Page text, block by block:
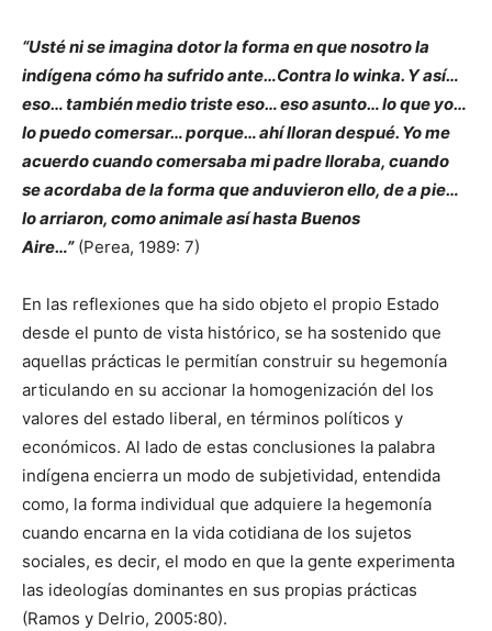
“Usté ni se imagina dotor la forma en que nosotro la
indígena cómo ha sufrido ante…Contra lo winka. Y así…
eso… también medio triste eso… eso asunto… lo que yo…
lo puedo comersar… porque… ahí lloran despué. Yo me
acuerdo cuando comersaba mi padre lloraba, cuando
se acordaba de la forma que anduvieron ello, de a pie…
lo arriaron, como animale así hasta Buenos
Aire…”(Perea, 1989: 7)
En las reflexiones que ha sido objeto el propio Estado
desde el punto de vista histórico, se ha sostenido que
aquellas prácticas le permitían construir su hegemonía
articulando en su accionar la homogenización del los
valores del estado liberal, en términos políticos y
económicos. Al lado de estas conclusiones la palabra
indígena encierra un modo de subjetividad, entendida
como, la forma individual que adquiere la hegemonía
cuando encarna en la vida cotidiana de los sujetos
sociales, es decir, el modo en que la gente experimenta
las ideologías dominantes en sus propias prácticas
(Ramos y Delrio, 2005:80).